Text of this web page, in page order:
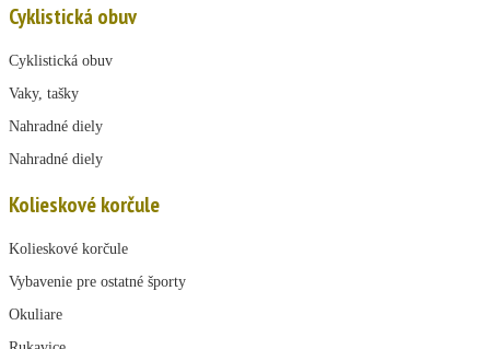
Cyklistická obuv
Cyklistická obuv
Vaky, tašky
Nahradné diely
Nahradné diely
Kolieskové korčule
Kolieskové korčule
Vybavenie pre ostatné športy
Okuliare